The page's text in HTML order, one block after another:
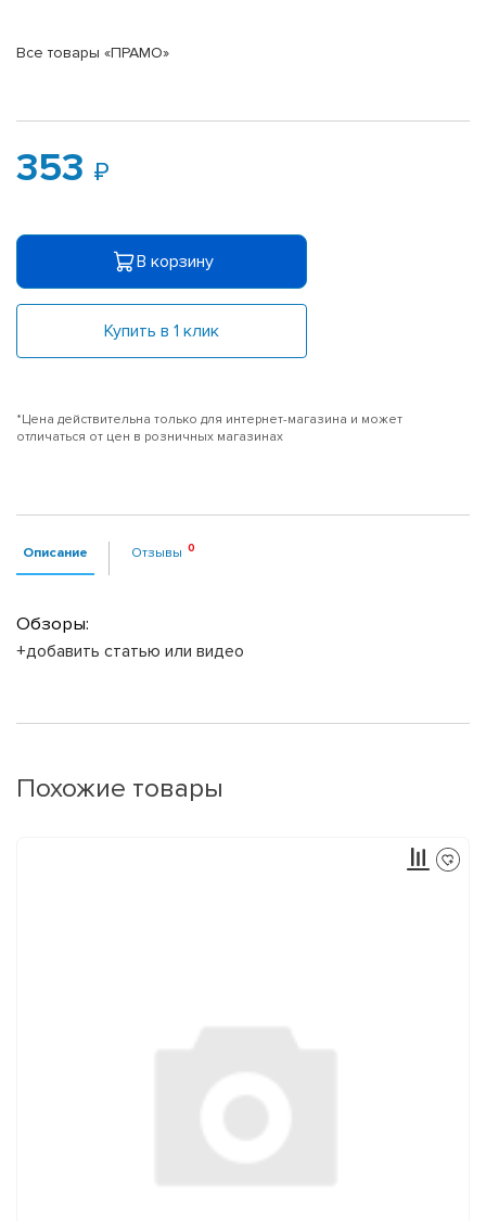
Все товары «ПРАМО»
353
В корзину
Купить в 1 клик
*Цена действительна только для интернет-магазина и может
отличаться от цен в розничных магазинах
Описание Отзывы
Обзоры:
+добавить статью или видео
Похожие товары